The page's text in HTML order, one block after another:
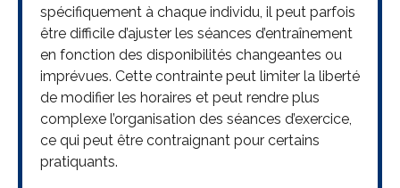
spécifiquement à chaque individu, il peut parfois
être difficile d’ajuster les séances d’entraînement
en fonction des disponibilités changeantes ou
imprévues. Cette contrainte peut limiter la liberté
de modifier les horaires et peut rendre plus
complexe l’organisation des séances d’exercice,
ce qui peut être contraignant pour certains
pratiquants.